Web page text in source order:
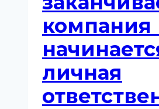
компания
личная